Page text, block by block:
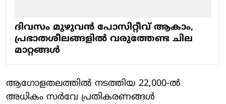
ദിവസം മുഴുവൻ പോസിറ്റീവ് ആകാം,
പ്രഭാതശീലങ്ങളിൽ വരുത്തേണ്ട ചില
മാറ്റങ്ങൾ
ആ​ഗോളതലത്തിൽ നടത്തിയ 22,000-ൽ
അധികം സർവേ പ്രതികരണങ്ങൾ